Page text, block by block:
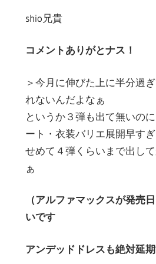
shio兄貴
コメントありがとナス！
＞今月に伸びた上に半分過
れないんだよなぁ
というか３弾も出て無いの
ート・衣装バリエ展開早すぎ
せめて４弾くらいまで出し
ぁ
（アルファマックスが発売
いです
アンデッドドレスも絶対延期